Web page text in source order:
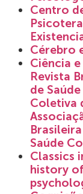
Centro
Cérebro
Ciência
Revista
de Saúde
Coletiva
Saúde
Classics
history of